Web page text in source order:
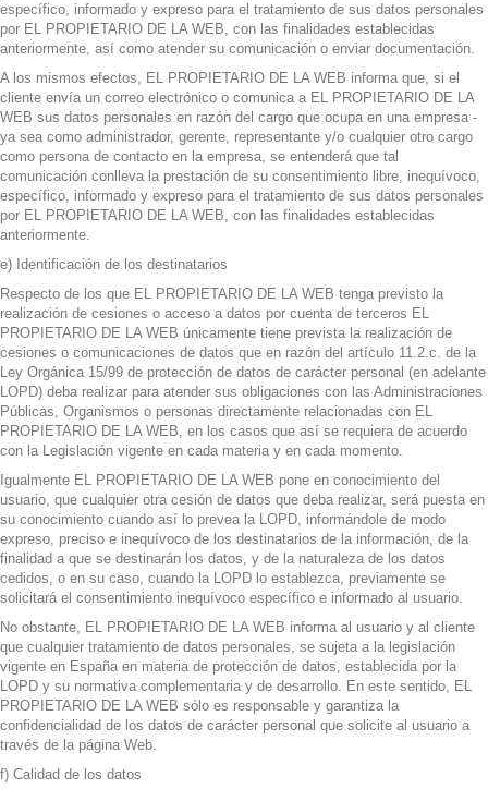
específico, informado y expreso para el tratamiento de sus datos personales
por EL PROPIETARIO DE LA WEB, con las finalidades establecidas
anteriormente, así como atender su comunicación o enviar documentación.
A los mismos efectos, EL PROPIETARIO DE LA WEB informa que, si el
cliente envía un correo electrónico o comunica a EL PROPIETARIO DE LA
WEB sus datos personales en razón del cargo que ocupa en una empresa -
ya sea como administrador, gerente, representante y/o cualquier otro cargo
como persona de contacto en la empresa, se entenderá que tal
comunicación conlleva la prestación de su consentimiento libre, inequívoco,
específico, informado y expreso para el tratamiento de sus datos personales
por EL PROPIETARIO DE LA WEB, con las finalidades establecidas
anteriormente.
e) Identificación de los destinatarios
Respecto de los que EL PROPIETARIO DE LA WEB tenga previsto la
realización de cesiones o acceso a datos por cuenta de terceros EL
PROPIETARIO DE LA WEB únicamente tiene prevista la realización de
cesiones o comunicaciones de datos que en razón del artículo 11.2.c. de la
Ley Orgánica 15/99 de protección de datos de carácter personal (en adelante
LOPD) deba realizar para atender sus obligaciones con las Administraciones
Públicas, Organismos o personas directamente relacionadas con EL
PROPIETARIO DE LA WEB, en los casos que así se requiera de acuerdo
con la Legislación vigente en cada materia y en cada momento.
Igualmente EL PROPIETARIO DE LA WEB pone en conocimiento del
usuario, que cualquier otra cesión de datos que deba realizar, será puesta en
su conocimiento cuando así lo prevea la LOPD, informándole de modo
expreso, preciso e inequívoco de los destinatarios de la información, de la
finalidad a que se destinarán los datos, y de la naturaleza de los datos
cedidos, o en su caso, cuando la LOPD lo establezca, previamente se
solicitará el consentimiento inequívoco específico e informado al usuario.
No obstante, EL PROPIETARIO DE LA WEB informa al usuario y al cliente
que cualquier tratamiento de datos personales, se sujeta a la legislación
vigente en España en materia de protección de datos, establecida por la
LOPD y su normativa complementaria y de desarrollo. En este sentido, EL
PROPIETARIO DE LA WEB sólo es responsable y garantiza la
confidencialidad de los datos de carácter personal que solicite al usuario a
través de la página Web.
f) Calidad de los datos